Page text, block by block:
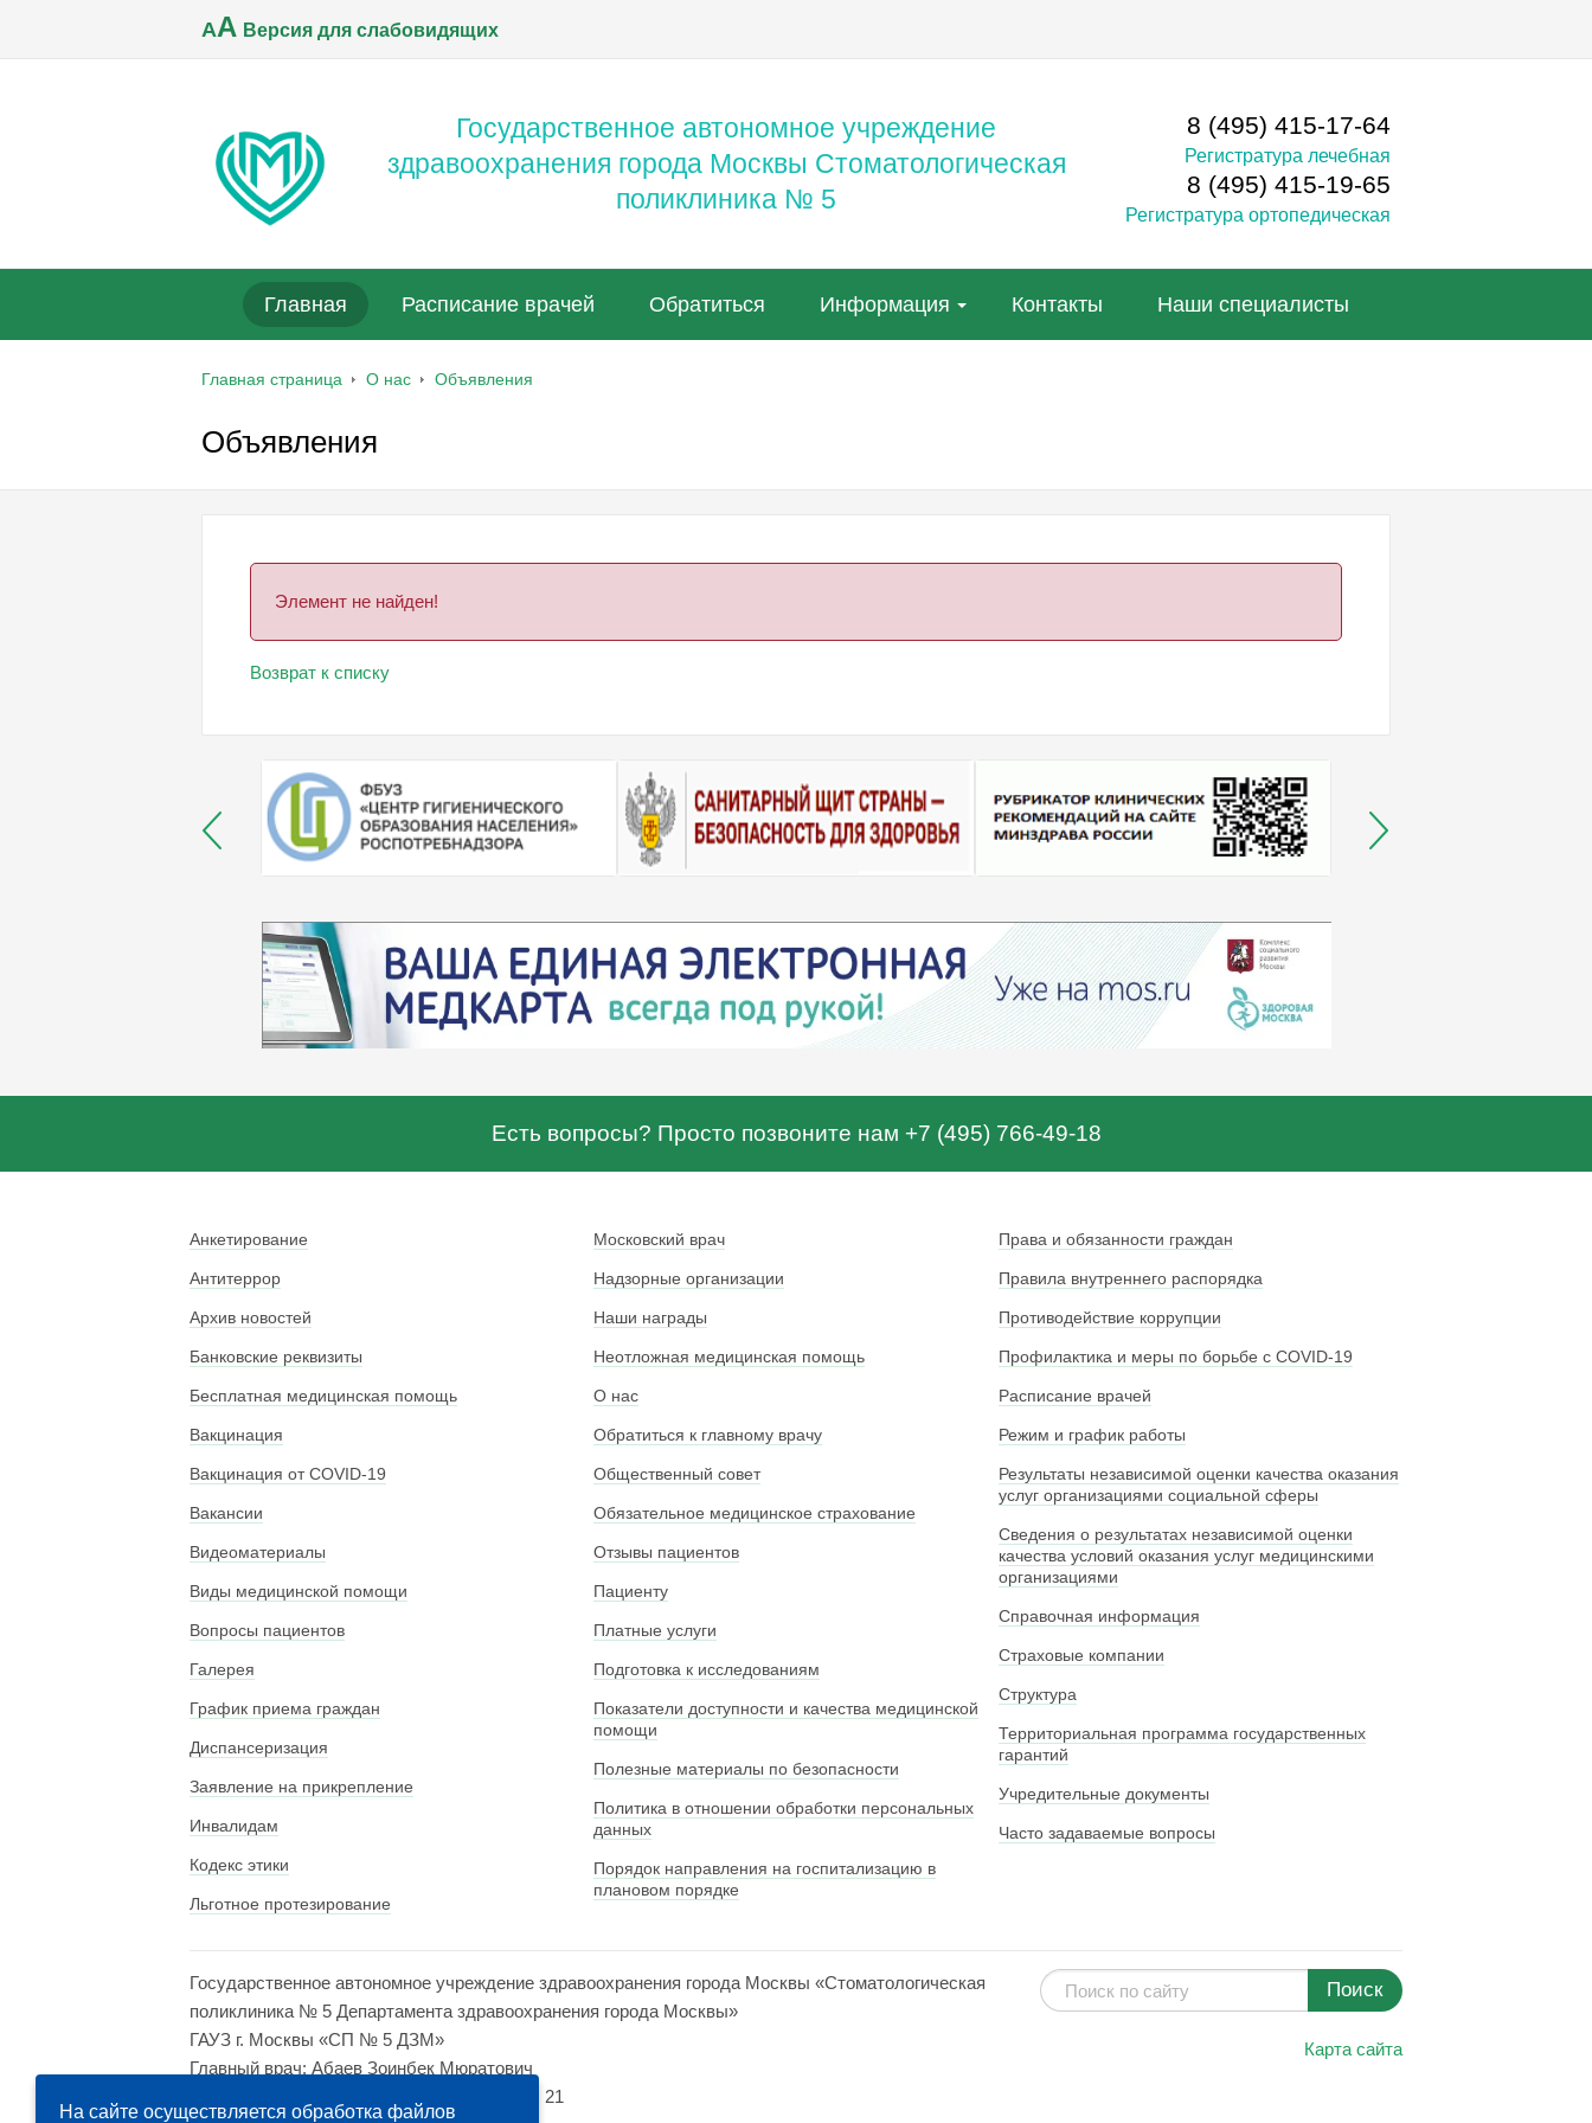
AA Версия для слабовидящих
Государственное автономное учреждение
здравоохранения города Москвы Стоматологическая
поликлиника № 5
8 (495) 415-17-64
Регистратура лечебная
8 (495) 415-19-65
Регистратура ортопедическая
Главная Расписание врачей Обратиться Информация Контакты Наши специалисты
Главная страница О нас Объявления
Объявления
Элемент не найден!
Возврат к списку
Есть вопросы? Просто позвоните нам +7 (495) 766-49-18
Анкетирование
Антитеррор
Архив новостей
Банковские реквизиты
Бесплатная медицинская помощь
Вакцинация
Вакцинация от COVID-19
Вакансии
Видеоматериалы
Виды медицинской помощи
Вопросы пациентов
Галерея
График приема граждан
Диспансеризация
Заявление на прикрепление
Инвалидам
Кодекс этики
Льготное протезирование
Московский врач
Надзорные организации
Наши награды
Неотложная медицинская помощь
О нас
Обратиться к главному врачу
Общественный совет
Обязательное медицинское страхование
Отзывы пациентов
Пациенту
Платные услуги
Подготовка к исследованиям
Показатели доступности и качества медицинской
помощи
Полезные материалы по безопасности
Политика в отношении обработки персональных
данных
Порядок направления на госпитализацию в
плановом порядке
Права и обязанности граждан
Правила внутреннего распорядка
Противодействие коррупции
Профилактика и меры по борьбе с COVID-19
Расписание врачей
Режим и график работы
Результаты независимой оценки качества оказания
услуг организациями социальной сферы
Сведения о результатах независимой оценки
качества условий оказания услуг медицинскими
организациями
Справочная информация
Страховые компании
Структура
Территориальная программа государственных
гарантий
Учредительные документы
Часто задаваемые вопросы
Государственное автономное учреждение здравоохранения города Москвы «Стоматологическая
поликлиника № 5 Департамента здравоохранения города Москвы»
ГАУЗ г. Москвы «СП № 5 ДЗМ»
Главный врач: Абаев Зоинбек Мюратович
Адрес: 121614, Москва, ул. Крылатская, д. 21
Поиск
Карта сайта
На сайте осуществляется обработка файлов